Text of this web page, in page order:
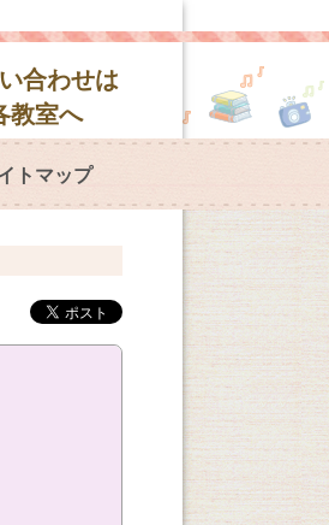
合わせは
教室へ
トマップ